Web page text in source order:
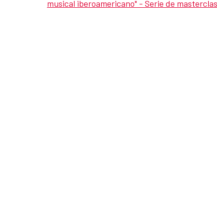
musical iberoamericano" - Serie de